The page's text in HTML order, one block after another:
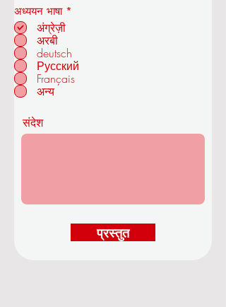
ज्यूरिख में - स्विट्जरलैंड
अध्ययन भाषा *
अंग्रेज़ी
अरबी
deutsch
Русский
Français
अन्य
संदेश
प्रस्तुत